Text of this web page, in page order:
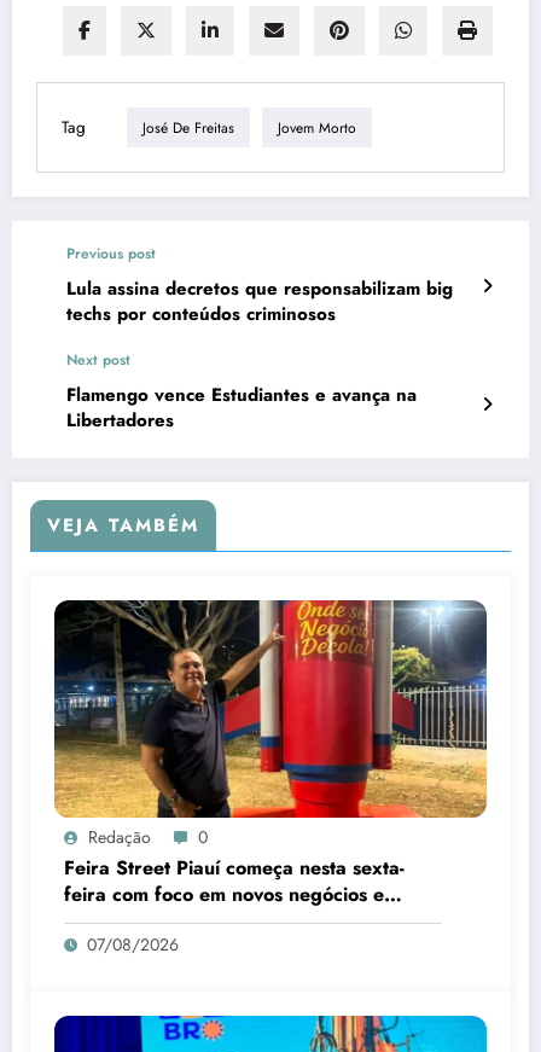
Tag José De Freitas Jovem Morto
Previous post
Lula assina decretos que responsabilizam big
techs por conteúdos criminosos
Next post
Flamengo vence Estudiantes e avança na
Libertadores
VEJA TAMBÉM
Redação 0
Feira Street Piauí começa nesta sexta-
feira com foco em novos negócios e
empreendedorismo
07/08/2026